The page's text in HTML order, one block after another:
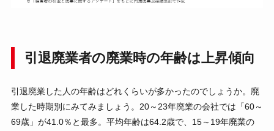
引退廃業者の廃業時の年齢は上昇傾向
引退廃業した人の年齢はどれくらいが多かったのでしょうか。廃
業した時期別にみてみましょう。20～23年廃業の会社では「60～
69歳」が41.0％と最多。平均年齢は64.2歳で、15～19年廃業の